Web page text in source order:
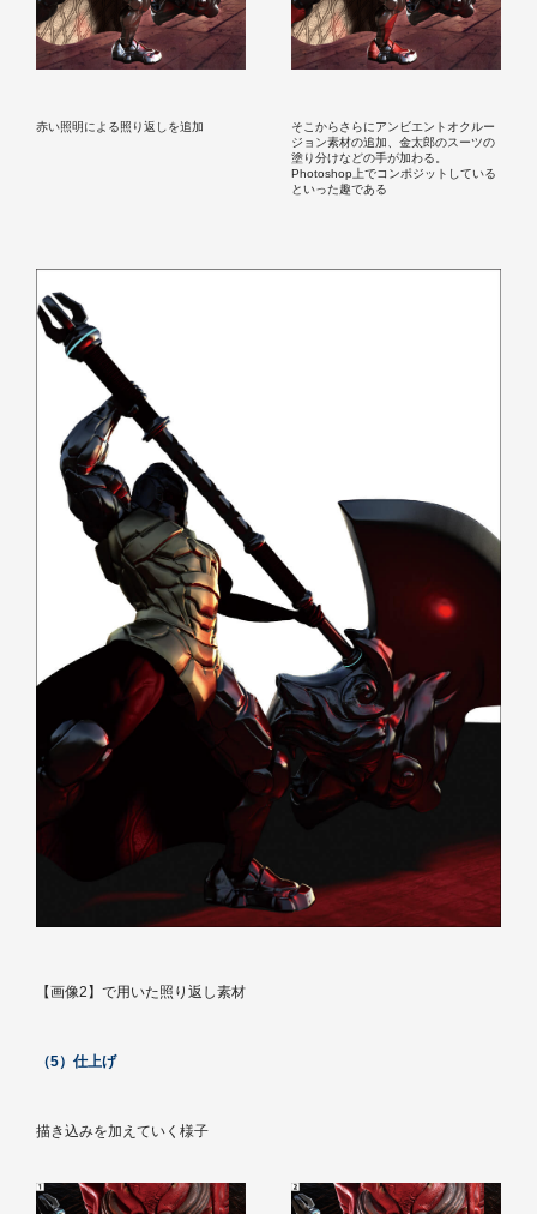
赤い照明による照り返しを追加
そこからさらにアンビエントオクルー
ジョン素材の追加、金太郎のスーツの
塗り分けなどの手が加わる。
Photoshop上でコンポジットしている
といった趣である
【画像2】で用いた照り返し素材
（5）仕上げ
描き込みを加えていく様子